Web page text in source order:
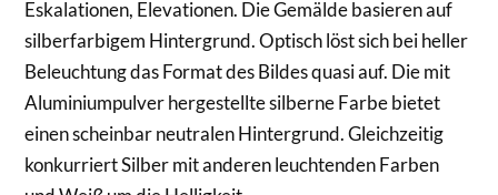
Eskalationen, Elevationen. Die Gemälde basieren auf
silberfarbigem Hintergrund. Optisch löst sich bei heller
Beleuchtung das Format des Bildes quasi auf. Die mit
Aluminiumpulver hergestellte silberne Farbe bietet
einen scheinbar neutralen Hintergrund. Gleichzeitig
konkurriert Silber mit anderen leuchtenden Farben